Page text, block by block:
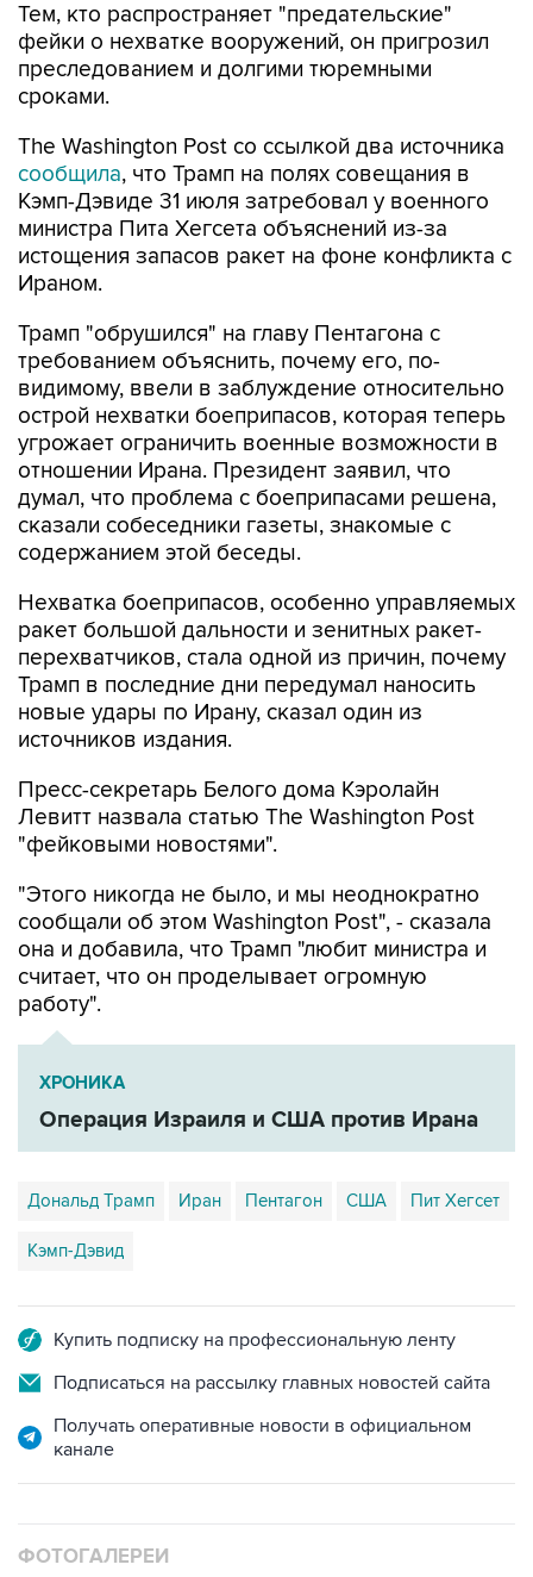
Тем, кто распространяет "предательские"
фейки о нехватке вооружений, он пригрозил
преследованием и долгими тюремными
сроками.
The Washington Post со ссылкой два источника
сообщила, что Трамп на полях совещания в
Кэмп-Дэвиде 31 июля затребовал у военного
министра Пита Хегсета объяснений из-за
истощения запасов ракет на фоне конфликта с
Ираном.
Трамп "обрушился" на главу Пентагона с
требованием объяснить, почему его, по-
видимому, ввели в заблуждение относительно
острой нехватки боеприпасов, которая теперь
угрожает ограничить военные возможности в
отношении Ирана. Президент заявил, что
думал, что проблема с боеприпасами решена,
сказали собеседники газеты, знакомые с
содержанием этой беседы.
Нехватка боеприпасов, особенно управляемых
ракет большой дальности и зенитных ракет-
перехватчиков, стала одной из причин, почему
Трамп в последние дни передумал наносить
новые удары по Ирану, сказал один из
источников издания.
Пресс-секретарь Белого дома Кэролайн
Левитт назвала статью The Washington Post
"фейковыми новостями".
"Этого никогда не было, и мы неоднократно
сообщали об этом Washington Post", - сказала
она и добавила, что Трамп "любит министра и
считает, что он проделывает огромную
работу".
ХРОНИКА
Операция Израиля и США против Ирана
Дональд Трамп Иран Пентагон США Пит Хегсет
Кэмп-Дэвид
Купить подписку на профессиональную ленту
Подписаться на рассылку главных новостей сайта
Получать оперативные новости в официальном
канале
ФОТОГАЛЕРЕИ